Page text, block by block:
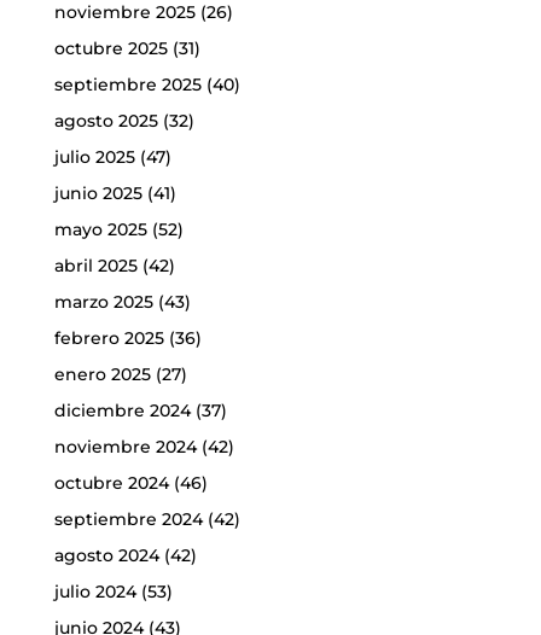
noviembre 2025(26)
octubre 2025(31)
septiembre 2025(40)
agosto 2025(32)
julio 2025(47)
junio 2025(41)
mayo 2025(52)
abril 2025(42)
marzo 2025(43)
febrero 2025(36)
enero 2025(27)
diciembre 2024(37)
noviembre 2024(42)
octubre 2024(46)
septiembre 2024(42)
agosto 2024(42)
julio 2024(53)
junio 2024(43)